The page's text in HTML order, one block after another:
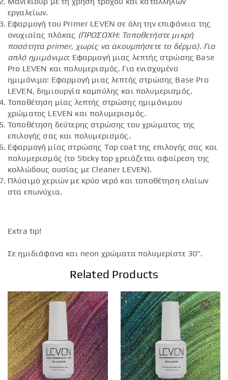
εργαλείων.
Εφαρμογή του Primer LEVEN σε όλη την επιφάνεια της
ονυχιαίας πλάκας (ΠΡΟΣΟΧΗ: Τοποθετήστε μικρή
ποσότητα primer, χωρίς να ακουμπήσετε το δέρμα).Για
απλό ημιμόνιμο: Εφαρμογή μιας λεπτής στρώσης Base
Pro LEVEN και πολυμερισμός. Για ενισχυμένο
ημιμόνιμο: Εφαρμογή μιας λεπτής στρώσης Base Pro
LEVEN, δημιουργία καμπύλης και πολυμερισμός.
Τοποθέτηση μίας λεπτής στρώσης ημιμόνιμου
χρώματος LEVEN και πολυμερισμός.
Τοποθέτηση δεύτερης στρώσης του χρώματος της
επιλογής σας και πολυμερισμός.
Εφαρμογή μίας στρώσης Top coat της επιλογής σας και
πολυμερισμός (το Sticky top χρειάζεται αφαίρεση της
κολλώδους ουσίας με Cleaner LEVEN).
Πλύσιμο χεριών με κρύο νερό και τοποθέτηση ελαίων
στα επωνύχια.
Extra tip!
Σε ημιδιάφανα και neon χρώματα πολυμερίστε 30”.
Related Products